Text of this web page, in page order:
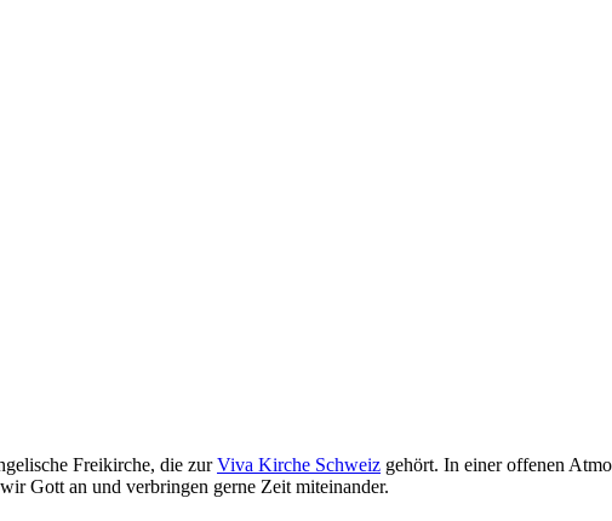
Freikirche, die zurViva Kirche Schweiz gehört. In einer offenen
Gott an und verbringen gerne Zeit miteinander.